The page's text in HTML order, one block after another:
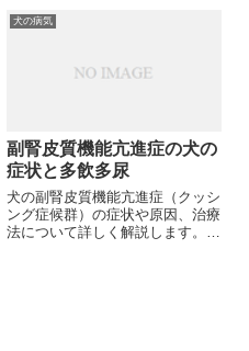
犬の病気
副腎皮質機能亢進症の犬の
症状と多飲多尿
犬の副腎皮質機能亢進症（クッシ
ング症候群）の症状や原因、治療
法について詳しく解説します。愛